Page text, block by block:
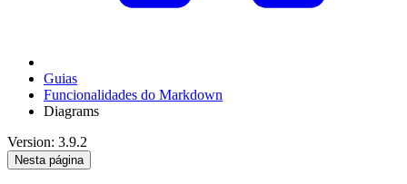
Guias
Funcionalidades do Markdown
Diagrams
Version: 3.9.2
Nesta página